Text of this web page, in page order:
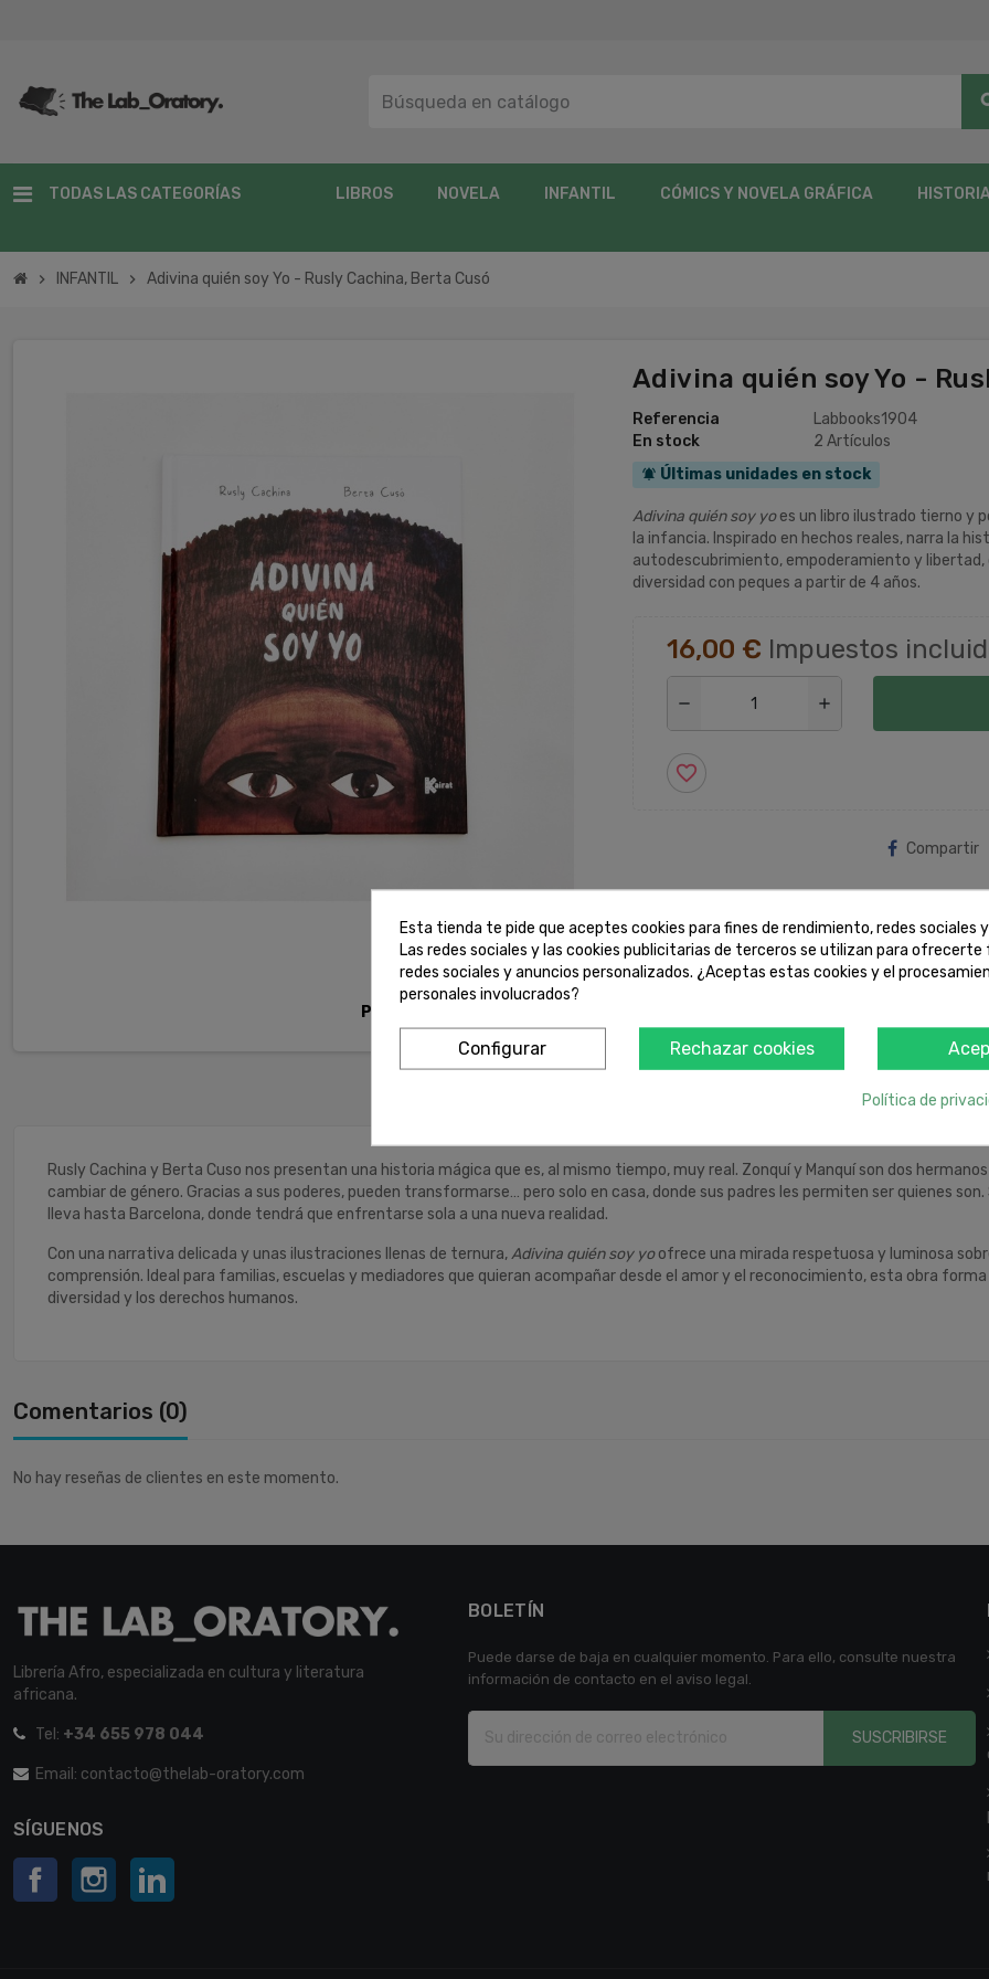
TODAS LAS CATEGORÍAS LIBROS NOVELA INFANTIL CÓMICS Y NOVELA GRÁFICA
chevron_right INFANTIL chevron_right Adivina quién soy Yo - Rusly Cachina, Berta Cusó
Adivina quién soy Yo -
Referencia
Labbooks1904
En stock
2 Artículos
notifications_active Últimas unidades en stock
Adivina quién soy yoes un libro ilustrado tierno y
la infancia. Inspirado en hechos reales, narra la
autodescubrimiento, empoderamiento y
diversidad con peques a partir de 4 años.
16,00 € Impuestos
remove add
favorite_border
Compartir
Pago seguro con tarjeta Entrega
Rusly Cachina y Berta Cuso nos presentan una historia mágica que es, al mismo tiempo, muy real. Zonquí y Manquí son dos
cambiar de género. Gracias a sus poderes, pueden transformarse… pero solo en casa, donde sus padres les permiten ser quienes
lleva hasta Barcelona, donde tendrá que enfrentarse sola a una nueva realidad.
Con una narrativa delicada y unas ilustraciones llenas de ternura,Adivina quién soy yoofrece una mirada respetuosa y luminosa
comprensión. Ideal para familias, escuelas y mediadores que quieran acompañar desde el amor y el reconocimiento, esta obra
diversidad y los derechos humanos.
Comentarios (0)
No hay reseñas de clientes en este momento.
Librería Afro, especializada en cultura y literatura
africana.
Tel: +34 655 978 044
Email: contacto@thelab-oratory.com
SÍGUENOS
Facebook Instagram
BOLETÍN
Puede darse de baja en cualquier momento. Para ello, consulte nuestra
información de contacto en el aviso legal.
SUSCRIBIRSE
Esta tienda te pide que aceptes cookies para fines de rendimiento, redes sociales
Las redes sociales y las cookies publicitarias de terceros se utilizan para ofrecerte
redes sociales y anuncios personalizados. ¿Aceptas estas cookies y el
personales involucrados?
Rechazar cookies
Configurar
Política de